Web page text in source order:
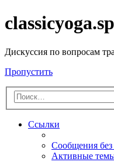
Дискуссия по вопросам
Пропустить
Ссылки
Сообщения без
Активные